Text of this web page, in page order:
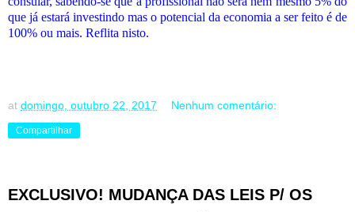
que já estará investindo mas o potencial da economia a ser feito é de
100% ou mais. Reflita nisto.
at domingo, outubro 22, 2017 Nenhum comentário:
Compartilhar
EXCLUSIVO! MUDANÇA DAS LEIS P/ OS